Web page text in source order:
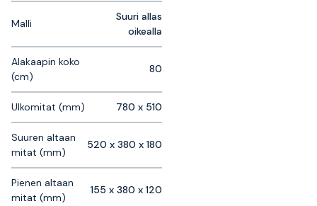
Malli
Suuri allas
oikealla
Alakaapin koko
(cm)
80
Ulkomitat (mm) 780 x 510
Suuren altaan
mitat (mm)
520 x 380 x 180
Pienen altaan
mitat (mm)
155 x 380 x 120